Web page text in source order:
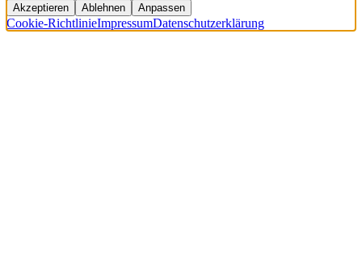
Akzeptieren Ablehnen Anpassen
Cookie-RichtlinieImpressumDatenschutzerklärung